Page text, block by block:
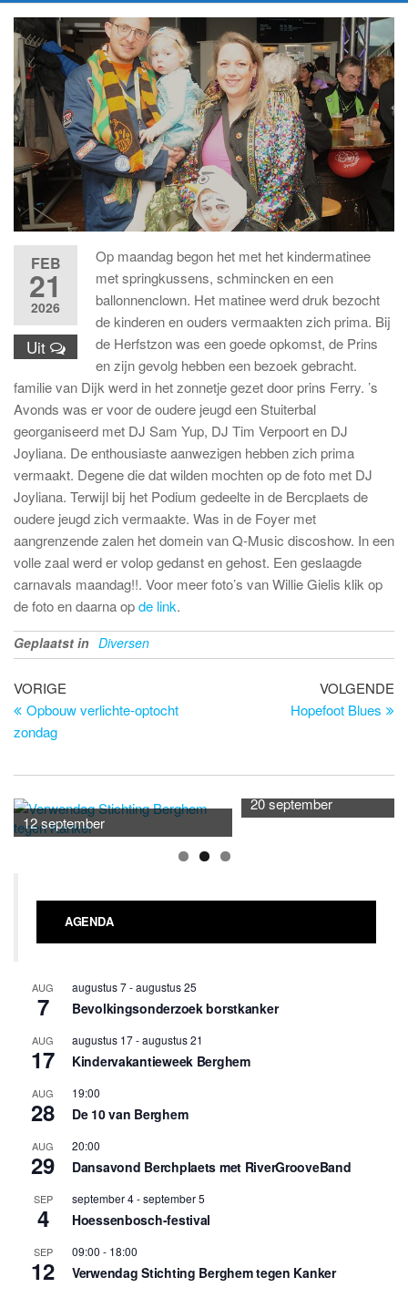
FEB
21
2026
Uit
Op maandag begon het met het kindermatinee
met springkussens, schmincken en een
ballonnenclown. Het matinee werd druk bezocht
de kinderen en ouders vermaakten zich prima. Bij
de Herfstzon was een goede opkomst, de Prins
en zijn gevolg hebben een bezoek gebracht.
familie van Dijk werd in het zonnetje gezet door prins Ferry. ’s
Avonds was er voor de oudere jeugd een Stuiterbal
georganiseerd met DJ Sam Yup, DJ Tim Verpoort en DJ
Joyliana. De enthousiaste aanwezigen hebben zich prima
vermaakt. Degene die dat wilden mochten op de foto met DJ
Joyliana. Terwijl bij het Podium gedeelte in de Bercplaets de
oudere jeugd zich vermaakte. Was in de Foyer met
aangrenzende zalen het domein van Q-Music discoshow. In een
volle zaal werd er volop gedanst en gehost. Een geslaagde
carnavals maandag!!. Voor meer foto’s van Willie Gielis klik op
de foto en daarna opde link.
Geplaatst in Diversen
Bericht
navigatie
Vorig
bericht
VORIGE
Opbouw verlichte-optocht
zondag
VOLGENDE
Hopefoot Blues
12 september
20 september
AGENDA
AUG
7
augustus 7-augustus 25
Bevolkingsonderzoek borstkanker
AUG
17
augustus 17-augustus 21
Kindervakantieweek Berghem
AUG
28
19:00
De 10 van Berghem
AUG
29
20:00
Dansavond Berchplaets met RiverGrooveBand
SEP
4
september 4-september 5
Hoessenbosch-festival
SEP
12
09:00 - 18:00
Verwendag Stichting Berghem tegen Kanker